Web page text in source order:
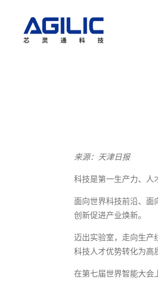
来源：天津日报
科技是第一生产力、人
面向世界科技前沿、面
创新促进产业焕新。
迈出实验室，走向生产
科技人才优势转化为高
在第七届世界智能大会